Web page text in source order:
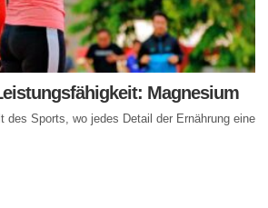
Magnesium
des Sports, wo jedes Detail der Ernährung eine